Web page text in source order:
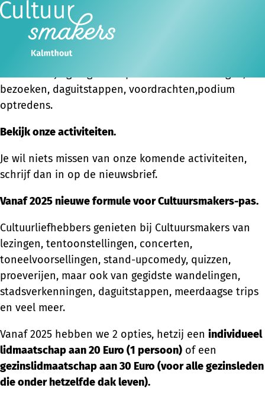
WELKOM BIJ
Cultuursmakers Kalmthout
Samen Cultuur beleven?
bezoeken, daguitstappen, voordrachten,podium
optredens.
Bekijk onze activiteiten.
Je wil niets missen van onze komende activiteiten,
schrijf dan in op de nieuwsbrief.
Vanaf 2025 nieuwe formule voor Cultuursmakers-pas.
Cultuurliefhebbers genieten bij Cultuursmakers van
lezingen, tentoonstellingen, concerten,
toneelvoorsellingen, stand-upcomedy, quizzen,
proeverijen, maar ook van gegidste wandelingen,
stadsverkenningen, daguitstappen, meerdaagse trips
en veel meer.
Vanaf 2025 hebben we 2 opties, hetzij een individueel
lidmaatschap aan 20 Euro (1 persoon) of een
gezinslidmaatschap aan 30 Euro (voor alle gezinsleden
die onder hetzelfde dak leven).